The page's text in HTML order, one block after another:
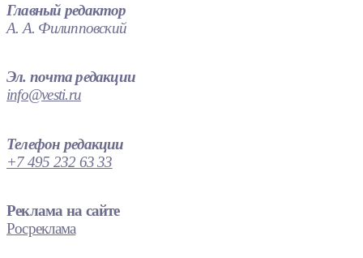
Главный редактор
А. А. Филипповский
Эл. почта редакции
info@vesti.ru
Телефон редакции
+7 495 232 63 33
Реклама на сайте
Росреклама